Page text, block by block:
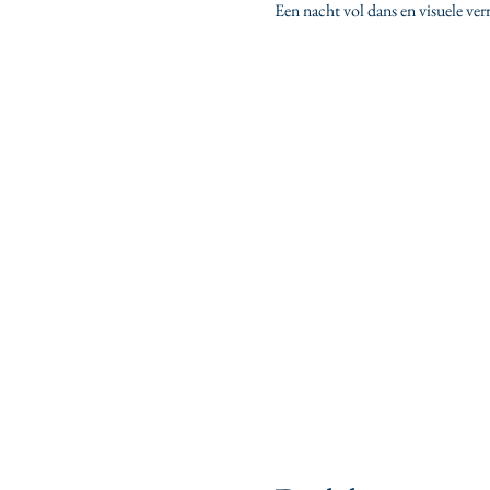
Een nacht vol dans en visuele